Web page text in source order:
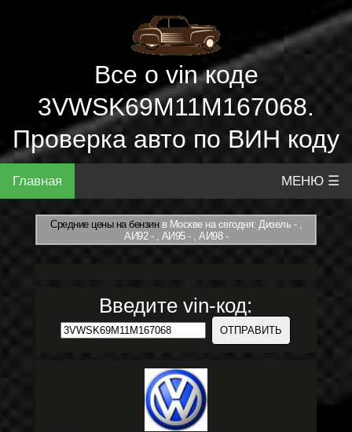
Все о vin коде
3VWSK69M11M167068.
Проверка авто по ВИН коду
Главная МЕНЮ ☰
Средние цены на бензинв Москве на сегодня: Дизель - ,
АИ92 - , АИ95 - , АИ98 -
Введите vin-код: